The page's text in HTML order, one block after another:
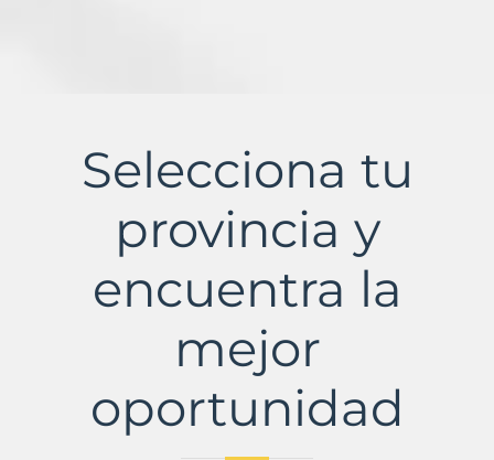
MunicipioSelecciona tu
provincia y
encuentra la
mejor
oportunidad